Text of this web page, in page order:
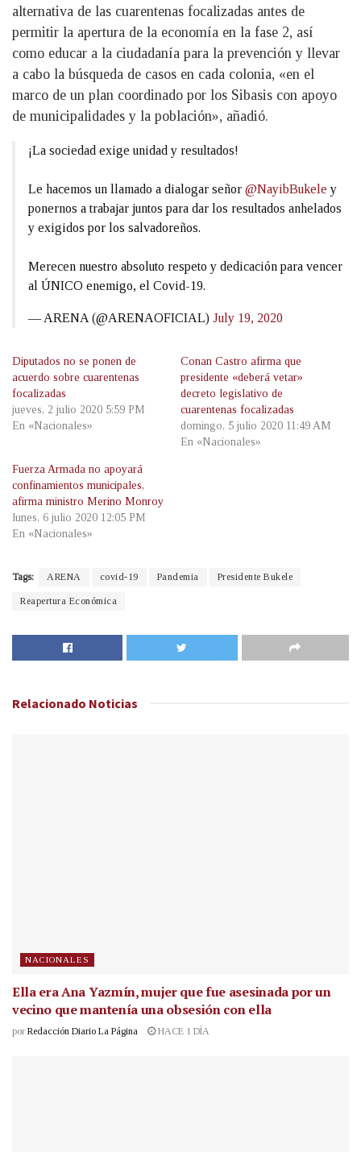
alternativa de las cuarentenas focalizadas antes de
permitir la apertura de la economía en la fase 2, así
como educar a la ciudadanía para la prevención y llevar
a cabo la búsqueda de casos en cada colonia, «en el
marco de un plan coordinado por los Sibasis con apoyo
de municipalidades y la población», añadió.
¡La sociedad exige unidad y resultados!
Le hacemos un llamado a dialogar señor @NayibBukele y
ponernos a trabajar juntos para dar los resultados anhelados
y exigidos por los salvadoreños.
Merecen nuestro absoluto respeto y dedicación para vencer
al ÚNICO enemigo, el Covid-19.
— ARENA (@ARENAOFICIAL) July 19, 2020
Diputados no se ponen de
acuerdo sobre cuarentenas
focalizadas
jueves, 2 julio 2020 5:59 PM
En «Nacionales»
Conan Castro afirma que
presidente «deberá vetar»
decreto legislativo de
cuarentenas focalizadas
domingo, 5 julio 2020 11:49 AM
En «Nacionales»
Fuerza Armada no apoyará
confinamientos municipales,
afirma ministro Merino Monroy
lunes, 6 julio 2020 12:05 PM
En «Nacionales»
Tags: ARENA covid-19 Pandemia Presidente Bukele
Reapertura Económica
Relacionado Noticias
NACIONALES
Ella era Ana Yazmín, mujer que fue asesinada por un
vecino que mantenía una obsesión con ella
por Redacción Diario La Página HACE 1 DÍA